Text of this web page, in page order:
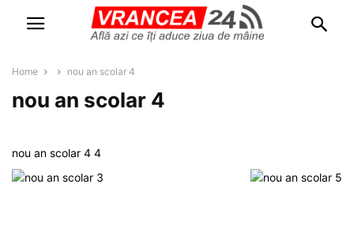
Home nou an scolar 4
nou an scolar 4
nou an scolar 4 4